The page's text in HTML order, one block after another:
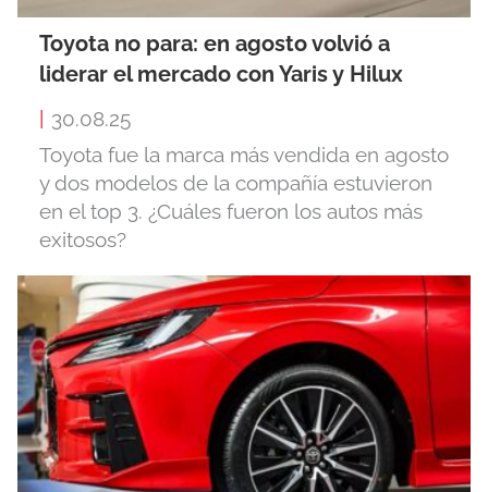
Toyota no para: en agosto volvió a
liderar el mercado con Yaris y Hilux
30.08.25
Toyota fue la marca más vendida en agosto
y dos modelos de la compañía estuvieron
en el top 3. ¿Cuáles fueron los autos más
exitosos?